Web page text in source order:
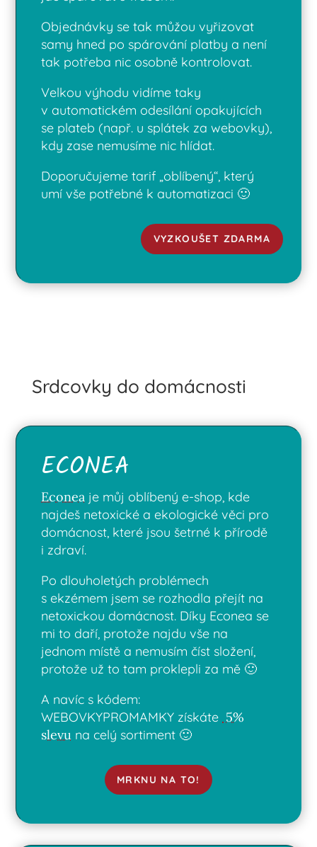
Objednávky se tak můžou vyřizovat
samy hned po spárování platby a není
tak potřeba nic osobně kontrolovat.
Velkou výhodu vidíme taky
v automatickém odesílání opakujících
se plateb (např. u splátek za webovky),
kdy zase nemusíme nic hlídat.
Doporučujeme tarif „oblíbený“, který
umí vše potřebné k automatizaci 🙂
VYZKOUŠET ZDARMA
Srdcovky do domácnosti
ECONEA
Econea je můj oblíbený e-shop, kde
najdeš netoxické a ekologické věci pro
domácnost, které jsou šetrné k přírodě
i zdraví.
Po dlouholetých problémech
s ekzémem jsem se rozhodla přejít na
netoxickou domácnost. Díky Econea se
mi to daří, protože najdu vše na
jednom místě a nemusím číst složení,
protože už to tam proklepli za mě 🙂
A navíc s kódem:
WEBOVKYPROMAMKY získáte 5%
slevu na celý sortiment 🙂
MRKNU NA TO!